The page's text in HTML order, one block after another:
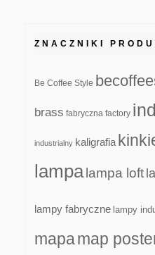
ZNACZNIKI
Be Coffee Style
brass fabryczna factory
industrialny kaligrafia
lampa lampa loft
lampy fabryczne lampy
mapamap